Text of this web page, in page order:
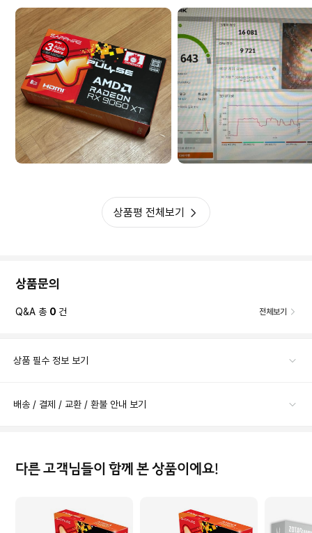
상품평 전체보기
상품문의
Q&A 총 0 건 전체보기
상품 필수 정보 보기
배송 / 결제 / 교환 / 환불 안내 보기
다른 고객님들이 함께 본 상품이에요!